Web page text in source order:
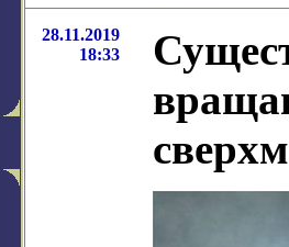
28.11.2019
18:33